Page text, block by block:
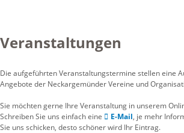
Veranstaltungen
Die aufgeführten Veranstaltungstermine stellen eine
Angebote der Neckargemünder Vereine und
Sie möchten gerne Ihre Veranstaltung in unserem
Schreiben Sie uns einfach eine
E-Mail, je mehr
Sie uns schicken, desto schöner wird Ihr Eintrag.